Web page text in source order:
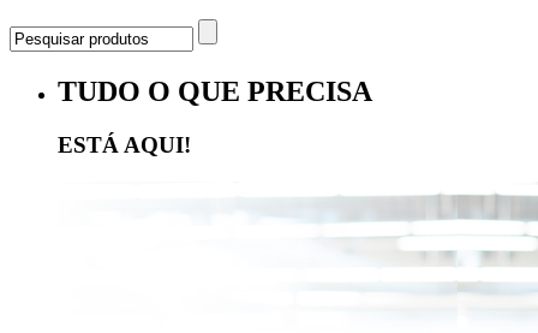
TUDO O QUE PRECISA
ESTÁ AQUI!